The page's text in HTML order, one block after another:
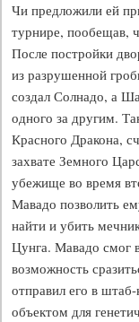
Чи предложили ей
турнире, пообещав,
После постройки
из разрушенной
создал Солнадо, а
одного за другим.
Красного Дракона,
захвате Земного
убежище во время
Мавадо позволить
найти и убить
Цунга. Мавадо смог
возможность
отправил его в
объектом для